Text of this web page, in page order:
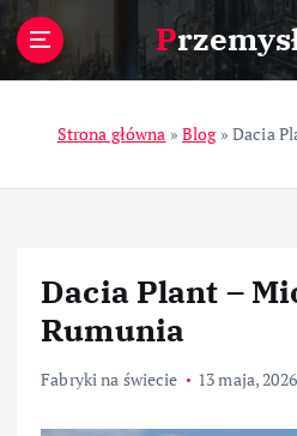
Strona główna » Blog» Dacia
Dacia Plant –
Rumunia
Fabryki na świecie 13 maja, 2026